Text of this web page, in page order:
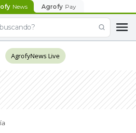
News Agrofy Pay
AgrofyNews Live